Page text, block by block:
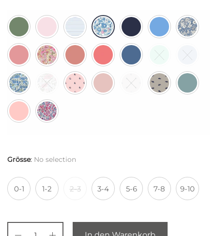
Grösse: No selection
0-1 1-2 2-3 3-4 5-6 7-8 9-10